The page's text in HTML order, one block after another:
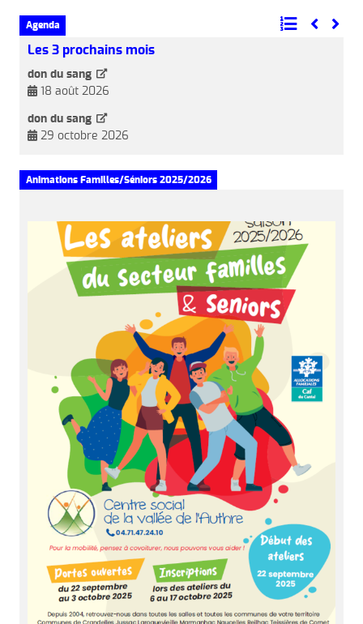
Agenda
Les 3 prochains mois
18août 2026
don du sang
29octobre2026
don du sang
Animations Familles/Séniors 2025/2026